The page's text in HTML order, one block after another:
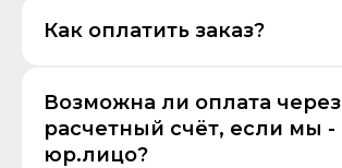
Как оплатить заказ?
Возможна ли оплата через
расчетный счёт, если мы -
юр.лицо?